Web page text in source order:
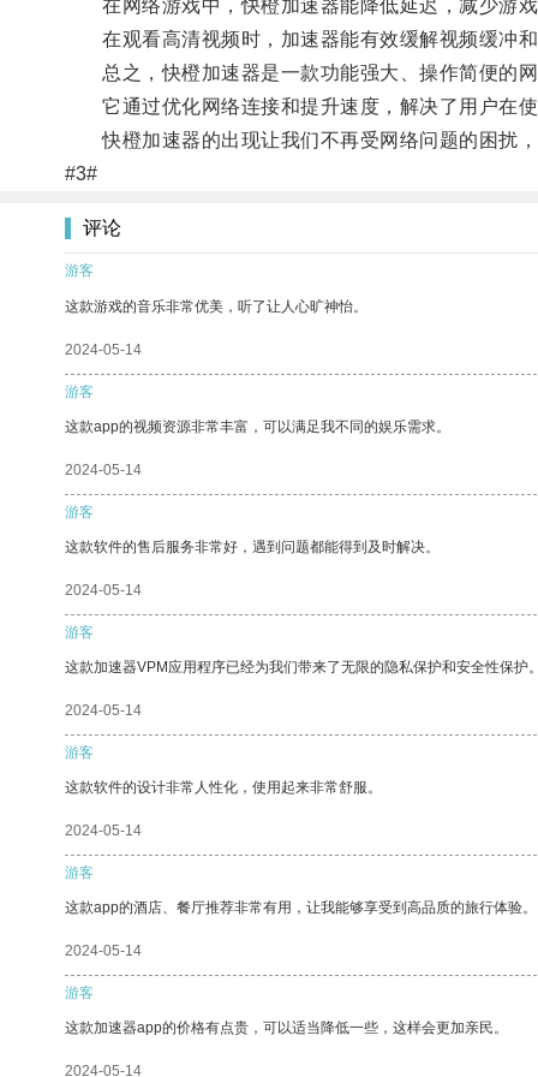
在网络游戏中，快橙加速器能降低延迟，减少游戏
在观看高清视频时，加速器能有效缓解视频缓冲
总之，快橙加速器是一款功能强大、操作简便的
它通过优化网络连接和提升速度，解决了用户在使
快橙加速器的出现让我们不再受网络问题的困扰，
#3#
评论
游客
这款游戏的音乐非常优美，听了让人心旷神怡。
2024-05-14
游客
这款app的视频资源非常丰富，可以满足我不同的娱乐需求。
2024-05-14
游客
这款软件的售后服务非常好，遇到问题都能得到及时解决。
2024-05-14
游客
这款加速器VPM应用程序已经为我们带来了无限的隐私保护和安全性保护
2024-05-14
游客
这款软件的设计非常人性化，使用起来非常舒服。
2024-05-14
游客
这款app的酒店、餐厅推荐非常有用，让我能够享受到高品质的旅行体验。
2024-05-14
游客
这款加速器app的价格有点贵，可以适当降低一些，这样会更加亲民。
2024-05-14